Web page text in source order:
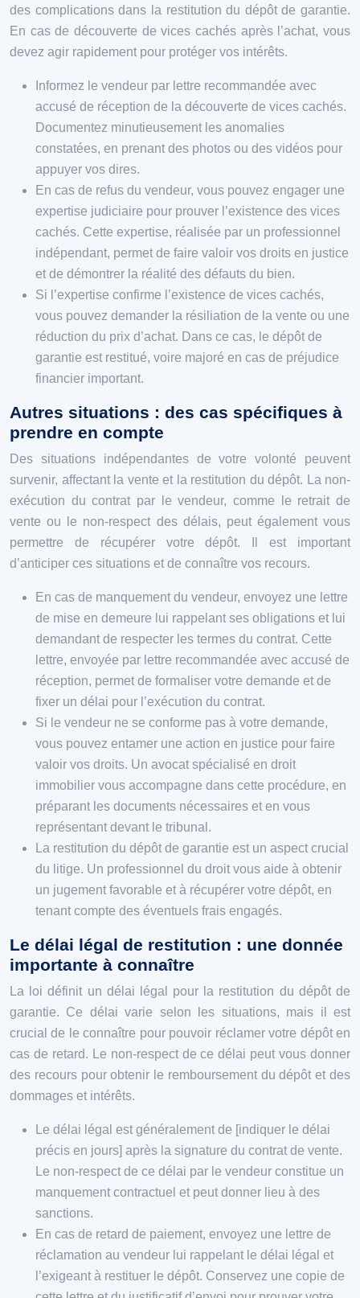
des complications dans la restitution du dépôt de garantie.
En cas de découverte de vices cachés après l’achat, vous
devez agir rapidement pour protéger vos intérêts.
Informez le vendeur par lettre recommandée avec
accusé de réception de la découverte de vices cachés.
Documentez minutieusement les anomalies
constatées, en prenant des photos ou des vidéos pour
appuyer vos dires.
En cas de refus du vendeur, vous pouvez engager une
expertise judiciaire pour prouver l’existence des vices
cachés. Cette expertise, réalisée par un professionnel
indépendant, permet de faire valoir vos droits en justice
et de démontrer la réalité des défauts du bien.
Si l’expertise confirme l’existence de vices cachés,
vous pouvez demander la résiliation de la vente ou une
réduction du prix d’achat. Dans ce cas, le dépôt de
garantie est restitué, voire majoré en cas de préjudice
financier important.
Autres situations : des cas spécifiques à
prendre en compte
Des situations indépendantes de votre volonté peuvent
survenir, affectant la vente et la restitution du dépôt. La non-
exécution du contrat par le vendeur, comme le retrait de
vente ou le non-respect des délais, peut également vous
permettre de récupérer votre dépôt. Il est important
d’anticiper ces situations et de connaître vos recours.
En cas de manquement du vendeur, envoyez une lettre
de mise en demeure lui rappelant ses obligations et lui
demandant de respecter les termes du contrat. Cette
lettre, envoyée par lettre recommandée avec accusé de
réception, permet de formaliser votre demande et de
fixer un délai pour l’exécution du contrat.
Si le vendeur ne se conforme pas à votre demande,
vous pouvez entamer une action en justice pour faire
valoir vos droits. Un avocat spécialisé en droit
immobilier vous accompagne dans cette procédure, en
préparant les documents nécessaires et en vous
représentant devant le tribunal.
La restitution du dépôt de garantie est un aspect crucial
du litige. Un professionnel du droit vous aide à obtenir
un jugement favorable et à récupérer votre dépôt, en
tenant compte des éventuels frais engagés.
Le délai légal de restitution : une donnée
importante à connaître
La loi définit un délai légal pour la restitution du dépôt de
garantie. Ce délai varie selon les situations, mais il est
crucial de le connaître pour pouvoir réclamer votre dépôt en
cas de retard. Le non-respect de ce délai peut vous donner
des recours pour obtenir le remboursement du dépôt et des
dommages et intérêts.
Le délai légal est généralement de [indiquer le délai
précis en jours] après la signature du contrat de vente.
Le non-respect de ce délai par le vendeur constitue un
manquement contractuel et peut donner lieu à des
sanctions.
En cas de retard de paiement, envoyez une lettre de
réclamation au vendeur lui rappelant le délai légal et
l’exigeant à restituer le dépôt. Conservez une copie de